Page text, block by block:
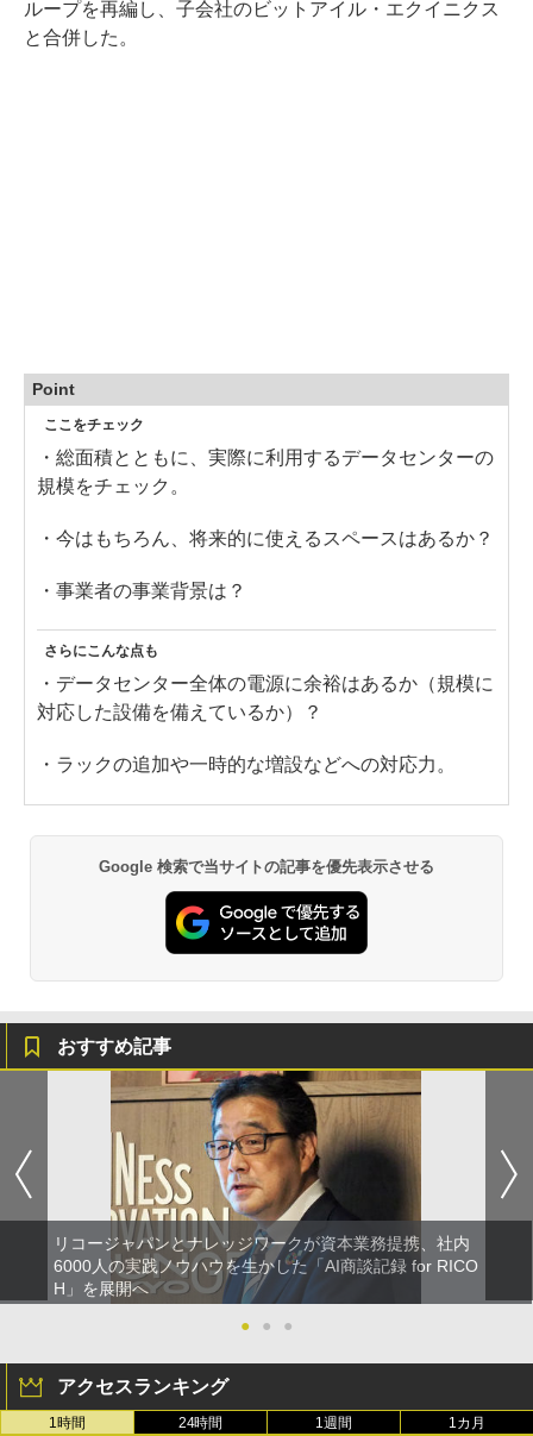
ループを再編し、子会社のビットアイル・エクイニクス
と合併した。
Point
ここをチェック
・総面積とともに、実際に利用するデータセンターの
規模をチェック。
・今はもちろん、将来的に使えるスペースはあるか？
・事業者の事業背景は？
さらにこんな点も
・データセンター全体の電源に余裕はあるか（規模に
対応した設備を備えているか）？
・ラックの追加や一時的な増設などへの対応力。
Google 検索で当サイトの記事を優先表示させる
おすすめ記事
リコージャパンとナレッジワークが資本業務提携、社内
6000人の実践ノウハウを生かした「AI商談記録 for RICO
H」を展開へ
●
● ●
アクセスランキング
1時間 24時間 1週間 1カ月